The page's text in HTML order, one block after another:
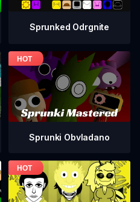
Sprunked Odrgnite
Sprunki Obvladano